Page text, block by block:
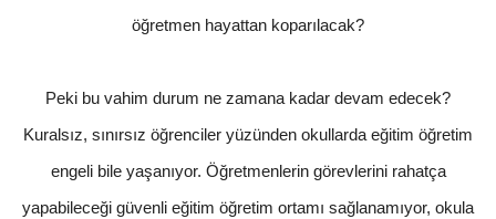
öğretmen hayattan koparılacak?
Peki bu vahim durum ne zamana kadar devam edecek?
Kuralsız, sınırsız öğrenciler yüzünden okullarda eğitim öğretim
engeli bile yaşanıyor. Öğretmenlerin görevlerini rahatça
yapabileceği güvenli eğitim öğretim ortamı sağlanamıyor, okula